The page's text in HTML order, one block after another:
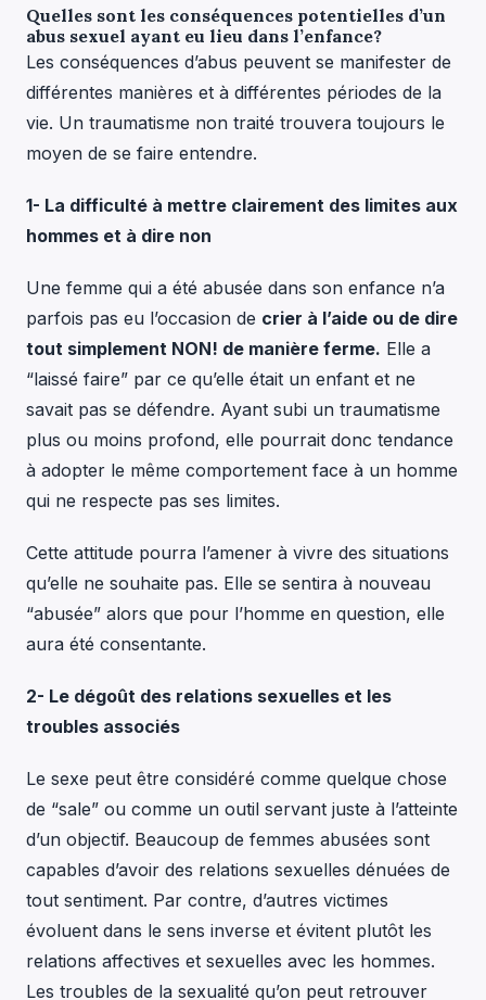
Quelles sont les conséquences potentielles d’un
abus sexuel ayant eu lieu dans l’enfance?
Les conséquences d’abus peuvent se manifester de
différentes manières et à différentes périodes de la
vie. Un traumatisme non traité trouvera toujours le
moyen de se faire entendre.
1- La difficulté à mettre clairement des limites aux
hommes et à dire non
Une femme qui a été abusée dans son enfance n’a
parfois pas eu l’occasion de crier à l’aide ou de dire
tout simplement NON! de manière ferme. Elle a
“laissé faire” par ce qu’elle était un enfant et ne
savait pas se défendre. Ayant subi un traumatisme
plus ou moins profond, elle pourrait donc tendance
à adopter le même comportement face à un homme
qui ne respecte pas ses limites.
Cette attitude pourra l’amener à vivre des situations
qu’elle ne souhaite pas. Elle se sentira à nouveau
“abusée” alors que pour l’homme en question, elle
aura été consentante.
2- Le dégoût des relations sexuelles et les
troubles associés
Le sexe peut être considéré comme quelque chose
de “sale” ou comme un outil servant juste à l’atteinte
d’un objectif. Beaucoup de femmes abusées sont
capables d’avoir des relations sexuelles dénuées de
tout sentiment. Par contre, d’autres victimes
évoluent dans le sens inverse et évitent plutôt les
relations affectives et sexuelles avec les hommes.
Les troubles de la sexualité qu’on peut retrouver